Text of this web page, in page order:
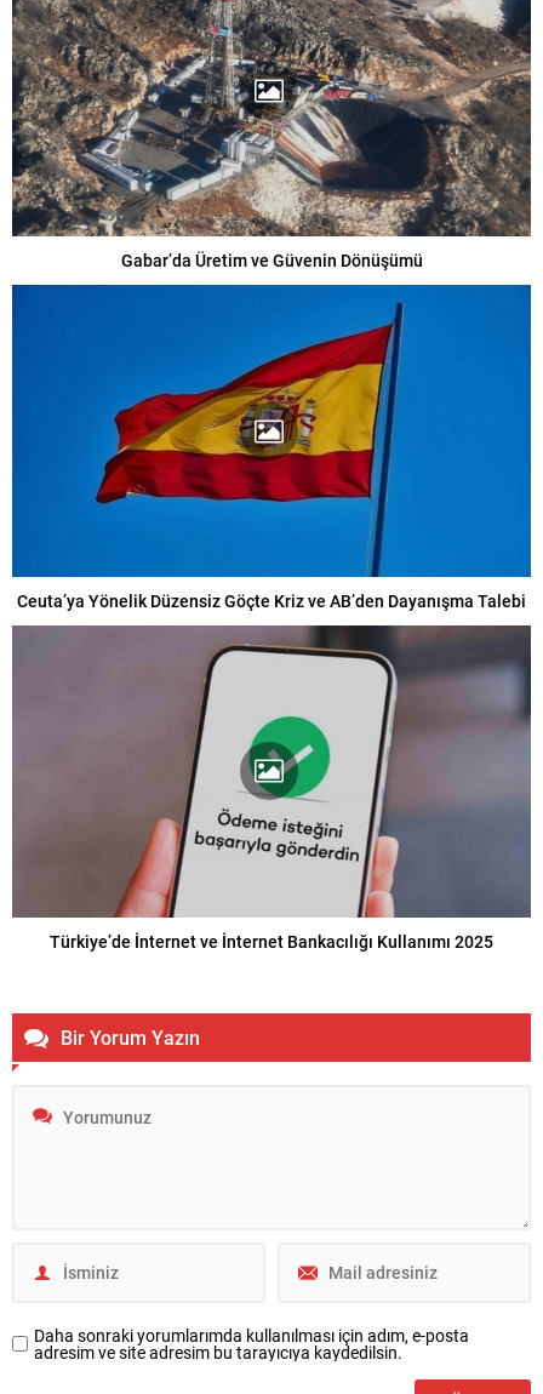
Gabar’da Üretim ve Güvenin Dönüşümü
Ceuta’ya Yönelik Düzensiz Göçte Kriz ve AB’den Dayanışma Talebi
Türkiye’de İnternet ve İnternet Bankacılığı Kullanımı 2025
Bir Yorum Yazın
Daha sonraki yorumlarımda kullanılması için adım, e-posta
adresim ve site adresim bu tarayıcıya kaydedilsin.